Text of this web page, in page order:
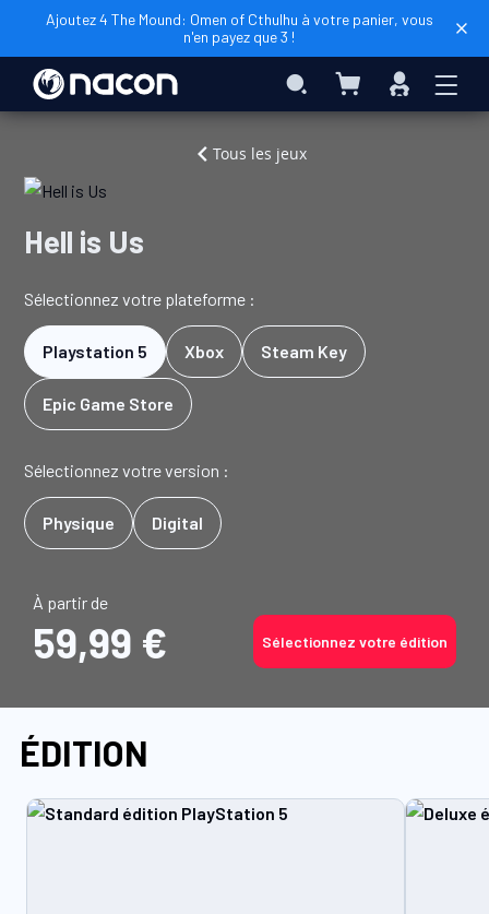
Ajoutez 4 The Mound: Omen of Cthulhu à votre panier, vous
n'en payez que 3 !
RechercherMon panierConnexion
Accueil
JeuxTous les jeuxHell
Hell is Us
Sélectionnez votre plateforme :
Playstation 5 Xbox Steam Key
Epic Game Store
Sélectionnez votre version :
Physique Digital
À partir de
59,99 € Sélectionnez votre édition
ÉDITION